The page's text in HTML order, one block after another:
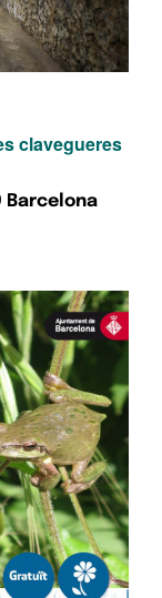
clavegueres
Barcelona